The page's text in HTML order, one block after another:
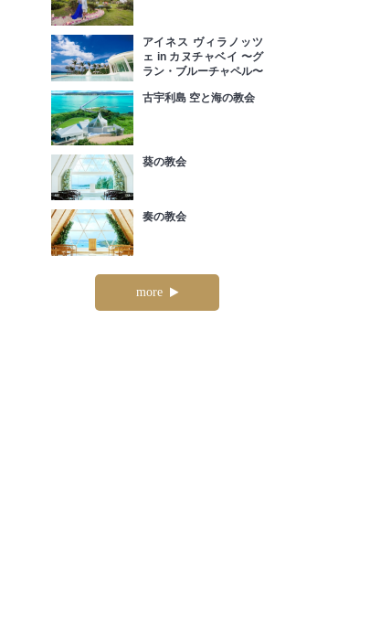
アイネス ヴィラノッツ
ェ in カヌチャベイ 〜グ
ラン・ブルーチャペル〜
古宇利島 空と海の教会
葵の教会
奏の教会
more